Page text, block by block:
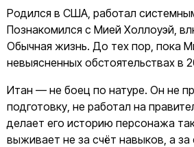
Родился в США, работал
Познакомился с Мией Холлоуэй,
Обычная жизнь. До тех пор, пока
невыясненных обстоятельствах в
Итан — не боец по натуре. Он не
подготовку, не работал на
делает его историю персонажа
выживает не за счёт навыков, а за